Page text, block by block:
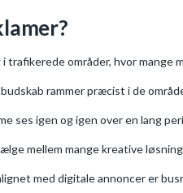
trafikerede områder, hvor mange
rammer præcist i de
ses igen og igen over en lang
mellem mange kreative
med digitale annoncer er